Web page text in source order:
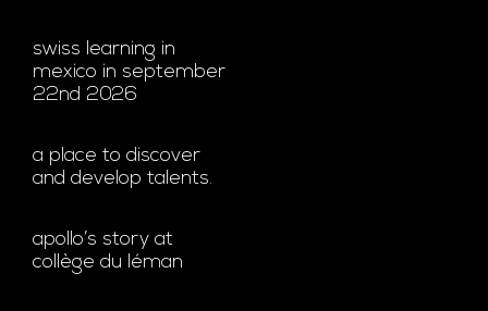
swiss learning in
mexico in september
22nd 2026
a place to discover
and develop talents.
apollo’s story at
collège du léman